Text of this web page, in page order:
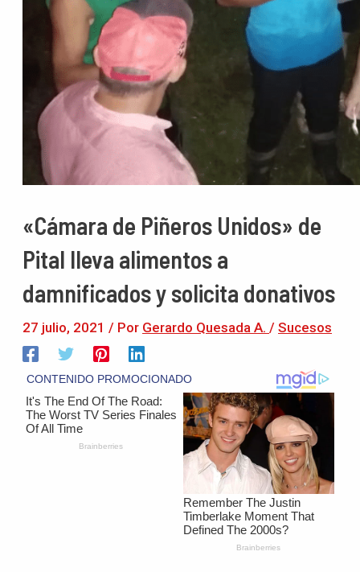
«Cámara de Piñeros Unidos» de
Pital lleva alimentos a
damnificados y solicita donativos
27 julio, 2021 / Por Gerardo Quesada A. / Sucesos